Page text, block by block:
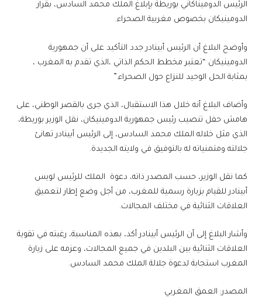
الرئيس الدوميناكاني بوريطة بإبلاغ الملك محمد السادس، بقرار
الدومينيكان بخصوص مغربية الصحراء.
وأوضح البلاغ أن الرئيس أبينادر جدد التأكيد على أن جمهورية
الدومينيكان “تعتبر مخطط الحكم الذاتي ،الذي تقدم به المغرب ،
بمثابة الحل الوحيد للنزاع حول الصحراء.”
وأضاف البلاغ أنه خلال هذا الاستقبال، الذي جرى بالقصر الوطني، على
هامش حفل تنصيب رئيس جمهورية الدومينيكان، نقل الوزير بوريطة،
الذي مثل خلاله الملك محمد السادس، إلى الرئيس أبينادر تهانئ
جلالته ومتمنياته له بالتوفيق في ولايته الجديدة.
كما نقل الوزير، حسب المصدر ذاته، دعوة الملك للرئيس لويس
أبينادر للقيام بزيارة رسمية للمغرب، من أجل وضع إطار لتعميق
العلاقات الثنائية في مختلف المجالات.
وأشار البلاغ إلى أن الرئيس أبينادر أكد، بهذه المناسبة، رغبته في تقوية
العلاقات الثنائية بين البلدين في جميع المجالات، وعزمه على زيارة
المغرب استجابة لدعوة جلالة الملك محمد السادس.
المصدر: العمق المغربي